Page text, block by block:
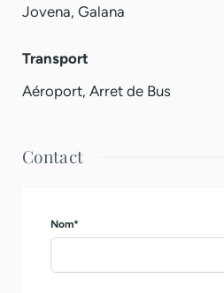
Jovena, Galana
Transport
Aéroport, Arret de Bus
Contact
Nom*